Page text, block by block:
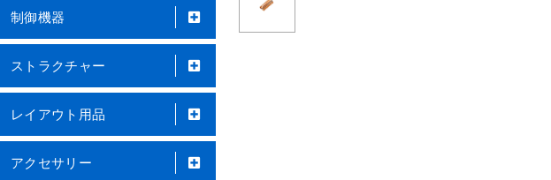
制御機器
ストラクチャー
レイアウト用品
アクセサリー